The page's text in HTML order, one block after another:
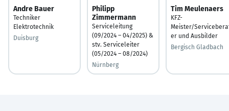
Andre Bauer
Techniker
Elektrotechnik
Duisburg
Philipp
Zimmermann
Serviceleitung
(09/2024 – 04/2025) &
stv. Serviceleiter
(05/2024 – 08/2024)
Nürnberg
Tim Meulenaers
KFZ-
Meister/
er und Ausbilder
Bergisch Gladbach